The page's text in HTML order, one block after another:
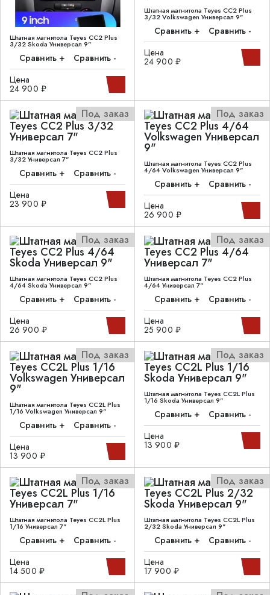
Штатная магнитола Teyes CC2 Plus
3/32 Skoda Универсал 9"
Сравнить +
Сравнить -
Цена
24 900 ₽
Штатная магнитола Teyes CC2 Plus
3/32 Volkswagen Универсал 9"
Сравнить +
Сравнить -
Цена
24 900 ₽
Под заказ
Штатная магнитола Teyes CC2 Plus
3/32 Универсал 7"
Сравнить +
Сравнить -
Цена
23 900 ₽
Под заказ
Штатная магнитола Teyes CC2 Plus
4/64 Volkswagen Универсал 9"
Сравнить +
Сравнить -
Цена
26 900 ₽
Под заказ
Штатная магнитола Teyes CC2 Plus
4/64 Skoda Универсал 9"
Сравнить +
Сравнить -
Цена
26 900 ₽
Под заказ
Штатная магнитола Teyes CC2 Plus
4/64 Универсал 7"
Сравнить +
Сравнить -
Цена
25 900 ₽
Под заказ
Штатная магнитола Teyes CC2L Plus
1/16 Volkswagen Универсал 9"
Сравнить +
Сравнить -
Цена
13 900 ₽
Под заказ
Штатная магнитола Teyes CC2L Plus
1/16 Skoda Универсал 9"
Сравнить +
Сравнить -
Цена
13 900 ₽
Под заказ
Штатная магнитола Teyes CC2L Plus
1/16 Универсал 7"
Сравнить +
Сравнить -
Цена
14 500 ₽
Под заказ
Штатная магнитола Teyes CC2L Plus
2/32 Skoda Универсал 9"
Сравнить +
Сравнить -
Цена
17 900 ₽